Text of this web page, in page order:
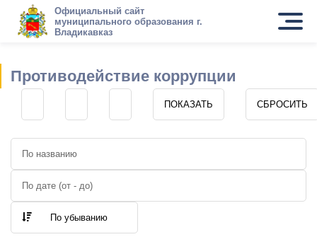
Официальный сайт
муниципального образования г.
Владикавказ
Противодействие коррупции
По убыванию